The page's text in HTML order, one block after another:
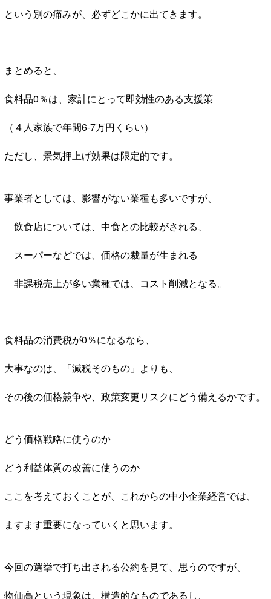
という別の痛みが、必ずどこかに出てきます。
まとめると、
食料品0％は、家計にとって即効性のある支援策
（４人家族で年間6-7万円くらい）
ただし、景気押上げ効果は限定的です。
事業者としては、影響がない業種も多いですが、
飲食店については、中食との比較がされる、
スーパーなどでは、価格の裁量が生まれる
非課税売上が多い業種では、コスト削減となる。
食料品の消費税が0％になるなら、
大事なのは、「減税そのもの」よりも、
その後の価格競争や、政策変更リスクにどう備えるかです。
どう価格戦略に使うのか
どう利益体質の改善に使うのか
ここを考えておくことが、これからの中小企業経営では、
ますます重要になっていくと思います。
今回の選挙で打ち出される公約を見て、思うのですが、
物価高という現象は、構造的なものであるし、